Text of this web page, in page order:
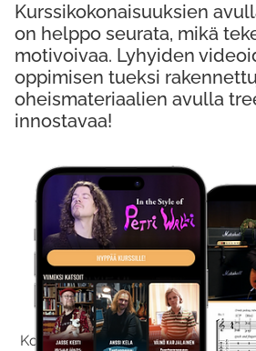
Kokeile
Kokeilemalla ilmaiseksi saat koko
Kurssikokonaisuuksien
on helppo seurata, mikä
motivoivaa. Lyhyiden
oppimisen tueksi
oheismateriaalien avulla
innostavaa!